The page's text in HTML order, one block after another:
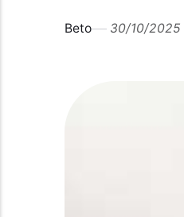
Beto 30/10/2025